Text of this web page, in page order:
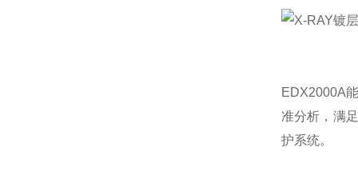
EDX2000A
准分析，满
护系统。